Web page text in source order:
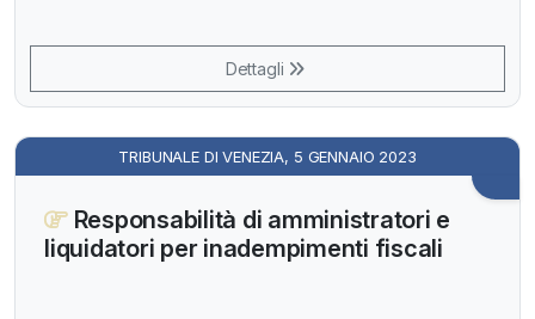
Dettagli
TRIBUNALE DI VENEZIA, 5 GENNAIO 2023
Responsabilità di amministratori e
liquidatori per inadempimenti fiscali